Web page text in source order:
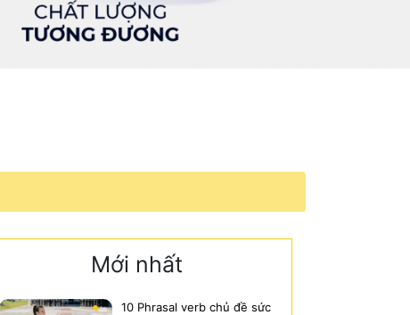
Mới nhất
10 Phrasal verb chủ đề sức